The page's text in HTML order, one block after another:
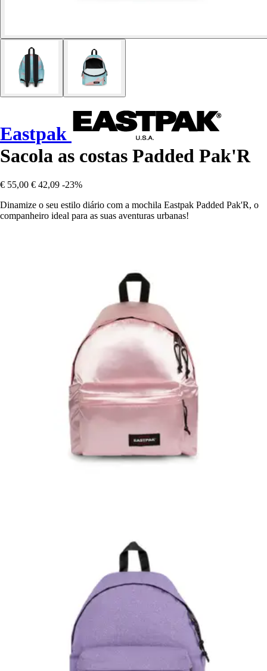
Eastpak
Sacola as costas Padded Pak'R
€ 55,00 € 42,09 -23%
Dinamize o seu estilo diário com a mochila Eastpak Padded Pak'R, o
companheiro ideal para as suas aventuras urbanas!